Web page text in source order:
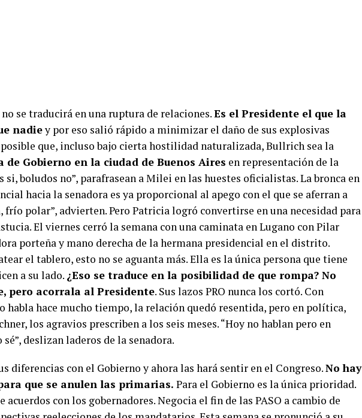
se traducirá en una ruptura de relaciones.Es el Presidente el que la
nadiey por eso salió rápido a minimizar el daño de sus explosivas
posible que, incluso bajo cierta hostilidad naturalizada, Bullrich sea la
de Gobierno en la ciudad de Buenos Aires en representación de la
si, boludos no”, parafrasean a Milei en las huestes oficialistas. La bronca en
hacia la senadora es ya proporcional al apego con el que se aferran a
frío polar”, advierten. Pero Patricia logró convertirse en una necesidad para
El viernes cerró la semana con una caminata en Lugano con Pilar
porteña y mano derecha de la hermana presidencial en el distrito.
el tablero, esto no se aguanta más. Ella es la única persona que tiene
a su lado. ¿Eso se traduce en la posibilidad de que rompa? No
pero acorrala al Presidente. Sus lazos PRO nunca los cortó. Con
habla hace mucho tiempo, la relación quedó resentida, pero en política,
los agravios prescriben a los seis meses. “Hoy no hablan pero en
sé”, deslizan laderos de la senadora.
diferencias con el Gobierno y ahora las hará sentir en el Congreso.No hay
que se anulen las primarias. Para el Gobierno es la única prioridad.
con los gobernadores. Negocia el fin de las PASO a cambio de